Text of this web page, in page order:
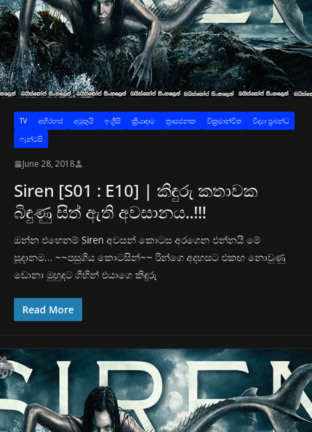
TV අභිරහස් අමුතුයි ඉංග්‍රීසි ක්‍රියාදාම ත්‍රාසජනක වික්‍රමාන්විත
විද්‍යා ප්‍රබන්ධ
ෆැන්ටසි
June 28, 2018
Siren [S01 : E10] | කිඳුරු කතාවක
බිඳුණු සිත් ඇති අවසානය..!!!
ඔන්න එහෙනම් Siren අවසන් කොටස අරගෙන එන්නයි මේ
සූදානම… ~~පසුගිය කොටසින්~~ රින්ගෙ අදහසට එකඟ නොවුණු
ඩොනා මුහුදට ගිහින් එයාගෙ කිඳුරු
Read More